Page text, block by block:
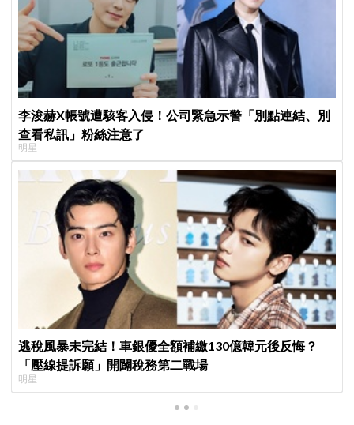
李浚赫X帳號遭駭客入侵！公司緊急示警「別點連結、別
查看私訊」粉絲注意了
明星
逃稅風暴未完結！車銀優全額補繳130億韓元後反悔？
「壓線提訴願」開闢稅務第二戰場
明星